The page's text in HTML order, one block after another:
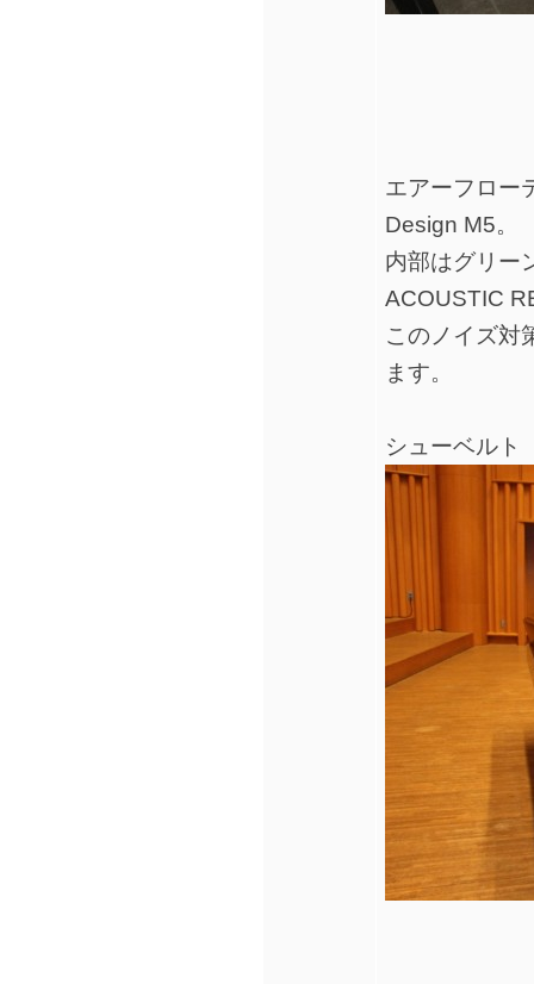
エアーフロー
Design M5。
内部はグリー
ACOUSTIC
このノイズ対
ます。
シューベルト